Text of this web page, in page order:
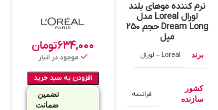
نرم کننده موهای بلند
لورال Loreal مدل
Dream Long حجم 250
میل
برند Loreal – لورال
کشور
سازنده
فرانسه
634,000تومان
موجود در انبار
افزودن به سبد خرید
تضمین
ضمانت